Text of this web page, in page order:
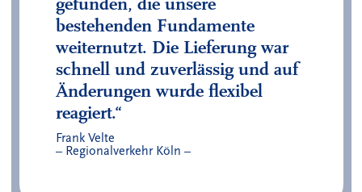
bestehenden Fundamente
weiternutzt. Die Lieferung war
schnell und zuverlässig und auf
Änderungen wurde flexibel
reagiert.“
Frank Velte
– Regionalverkehr Köln –